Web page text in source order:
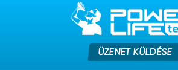
ÜZENET KÜLDÉSE